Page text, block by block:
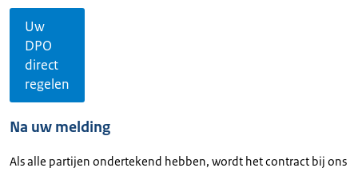
Uw
DPO
direct
regelen
Na uw melding
Als alle partijen ondertekend hebben, wordt het contract bij ons